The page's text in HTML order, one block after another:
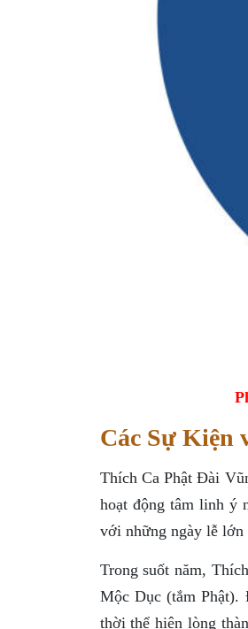
Các Sự Kiện
Thích Ca Phật Đài
hoạt động tâm linh ý
với những ngày lễ lớn
Trong suốt năm,
Mộc Dục (tắm Phật).
thời thể hiện lòng